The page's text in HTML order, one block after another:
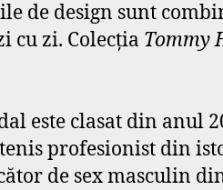
de design sunt
cu zi. Colecţia Tommy
este clasat din
profesionist din
de sex masculin